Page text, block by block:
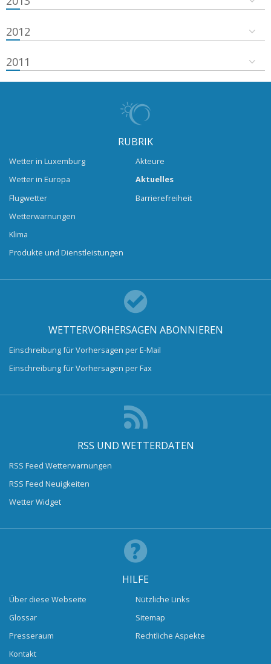
2012
2011
RUBRIK
Wetter in Luxemburg
Wetter in Europa
Flugwetter
Wetterwarnungen
Klima
Produkte und Dienstleistungen
Akteure
Aktuelles
Barrierefreiheit
WETTERVORHERSAGEN ABONNIEREN
Einschreibung für Vorhersagen per E-Mail
Einschreibung für Vorhersagen per Fax
RSS UND WETTERDATEN
RSS Feed Wetterwarnungen
RSS Feed Neuigkeiten
Wetter Widget
HILFE
Über diese Webseite
Glossar
Presseraum
Kontakt
Nützliche Links
Sitemap
Rechtliche Aspekte